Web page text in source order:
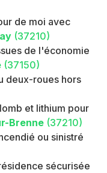
de moi avec
(37210)
de l'économie
(37150)
deux-roues hors
et lithium pour
Brenne (37210)
ou sinistré
sécurisée